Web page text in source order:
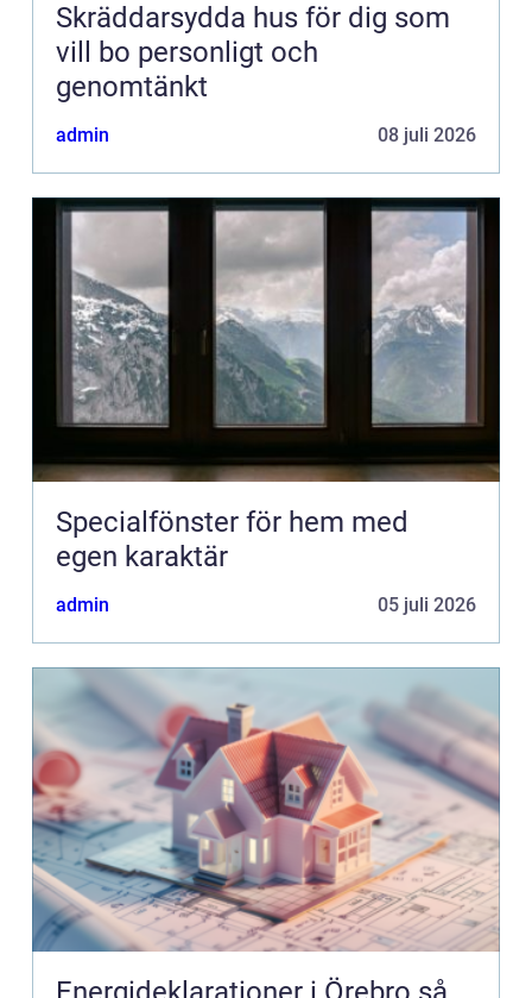
Skräddarsydda hus för dig som
vill bo personligt och
genomtänkt
admin 08 juli 2026
Specialfönster för hem med
egen karaktär
admin 05 juli 2026